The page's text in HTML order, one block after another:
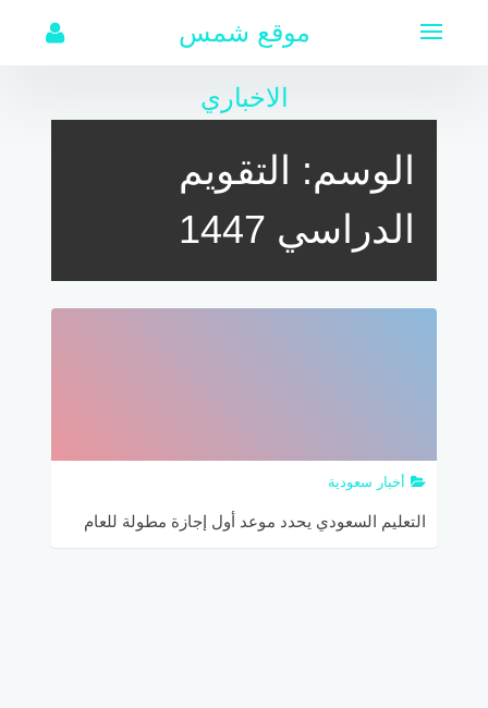
موقع شمس
الاخباري
الوسم:
التقويم
الدراسي 1447
أخبار سعودية
التعليم السعودي يحدد موعد أول إجازة مطولة للعام